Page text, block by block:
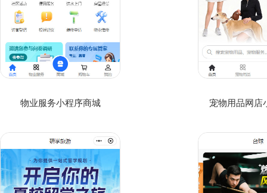
物业服务小程序商城 宠物用品网店